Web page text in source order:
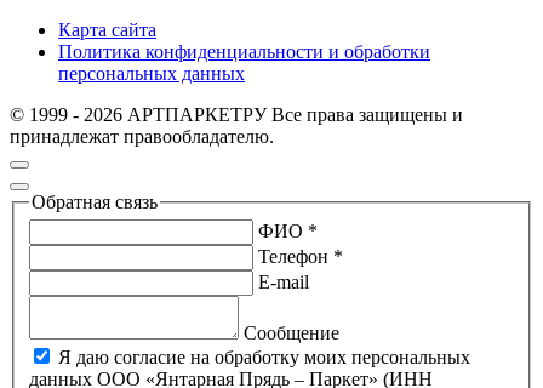
Карта сайта
Политика конфиденциальности и обработки
персональных данных
© 1999 - 2026 АРТПАРКЕТРУ Все права защищены и
принадлежат правообладателю.
Обратная связь
ФИО *
Телефон *
E-mail
Сообщение
Я даю согласие на обработку моих персональных
данных ООО «Янтарная Прядь – Паркет» (ИНН